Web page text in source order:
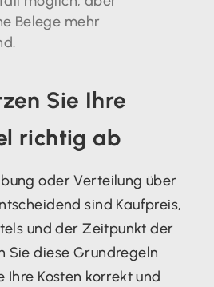
Belege mehr
Sie Ihre
richtig ab
oder Verteilung über
sind Kaufpreis,
und der Zeitpunkt der
Sie diese Grundregeln
Ihre Kosten korrekt und